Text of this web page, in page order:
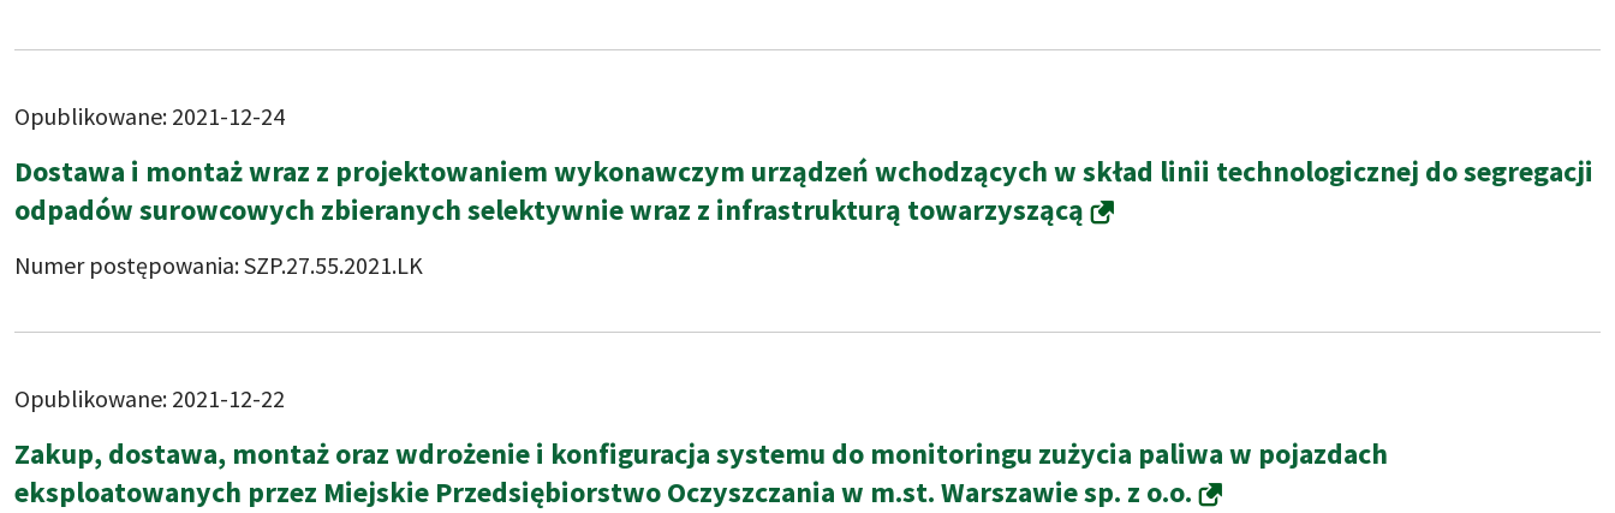
Opublikowane: 2021-12-24
Dostawa i montaż wraz z projektowaniem wykonawczym urządzeń wchodzących w skład linii technologicznej do segregacji
odpadów surowcowych zbieranych selektywnie wraz z infrastrukturą towarzyszącą
Numer postępowania: SZP.27.55.2021.LK
Opublikowane: 2021-12-22
Zakup, dostawa, montaż oraz wdrożenie i konfiguracja systemu do monitoringu zużycia paliwa w pojazdach
eksploatowanych przez Miejskie Przedsiębiorstwo Oczyszczania w m.st. Warszawie sp. z o.o.